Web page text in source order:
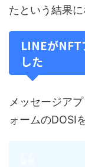
たという結果に
LINEがNFT
した
メッセージア
ォームのDOSI